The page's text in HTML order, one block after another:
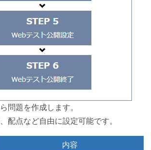
問題を作成します。
配点など自由に設定可能です。
内容